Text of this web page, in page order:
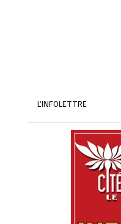
L’INFOLETTRE